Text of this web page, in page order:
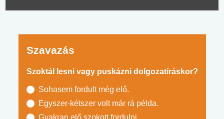
Szavazás
Szoktál lesni vagy puskázni dolgozatíráskor?
Sohasem fordult még elő.
Egyszer-kétszer volt már rá példa.